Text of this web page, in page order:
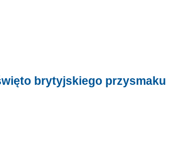
brytyjskiego przysmaku